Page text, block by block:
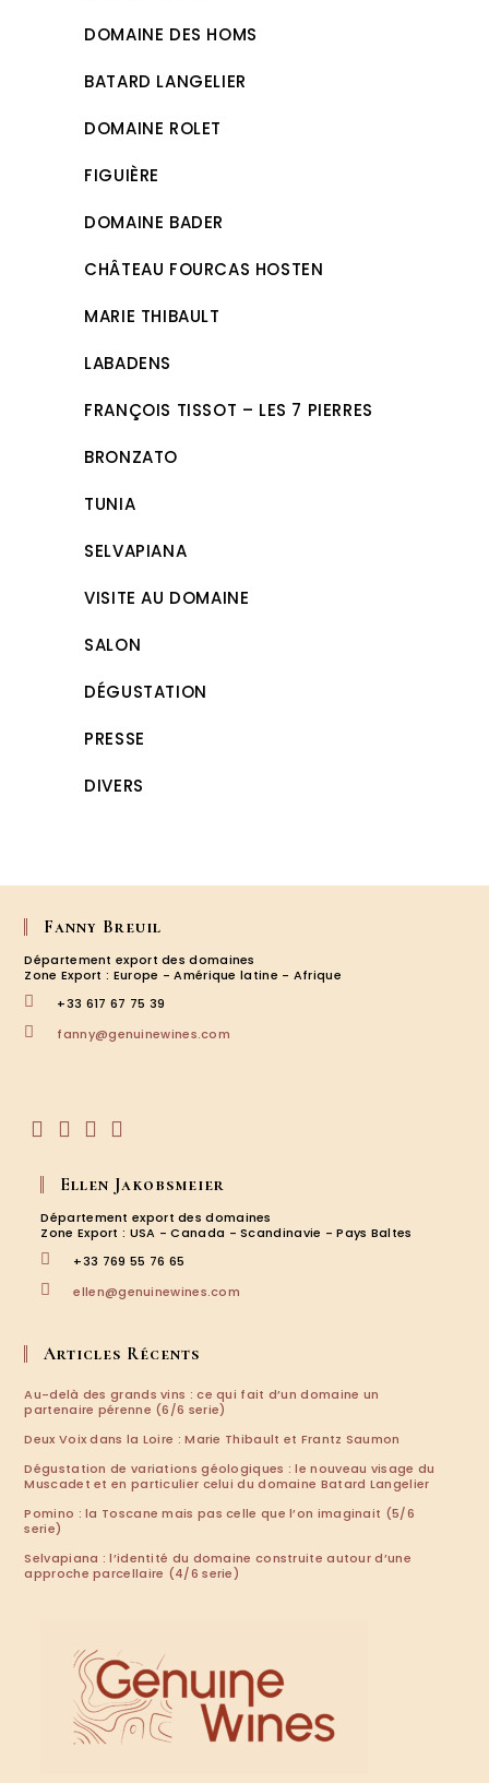
DOMAINE DES HOMS
BATARD LANGELIER
DOMAINE ROLET
FIGUIÈRE
DOMAINE BADER
CHÂTEAU FOURCAS HOSTEN
MARIE THIBAULT
LABADENS
FRANÇOIS TISSOT – LES 7 PIERRES
BRONZATO
TUNIA
SELVAPIANA
VISITE AU DOMAINE
SALON
DÉGUSTATION
PRESSE
DIVERS
Fanny Breuil
Département export des domaines
Zone Export : Europe - Amérique latine - Afrique
+33 617 67 75 39
fanny@genuinewines.com
dans
un
nouvel
onglet
un
nouvel
onglet
un
nouvel
onglet
un
nouvel
onglet
Ellen Jakobsmeier
Département export des domaines
Zone Export : USA - Canada - Scandinavie - Pays Baltes
+33 769 55 76 65
ellen@genuinewines.com
Articles Récents
Au-delà des grands vins : ce qui fait d’un domaine un
partenaire pérenne (6/6 serie)
Deux Voix dans la Loire : Marie Thibault et Frantz Saumon
Dégustation de variations géologiques : le nouveau visage du
Muscadet et en particulier celui du domaine Batard Langelier
Pomino : la Toscane mais pas celle que l’on imaginait (5/6
serie)
Selvapiana : l’identité du domaine construite autour d’une
approche parcellaire (4/6 serie)